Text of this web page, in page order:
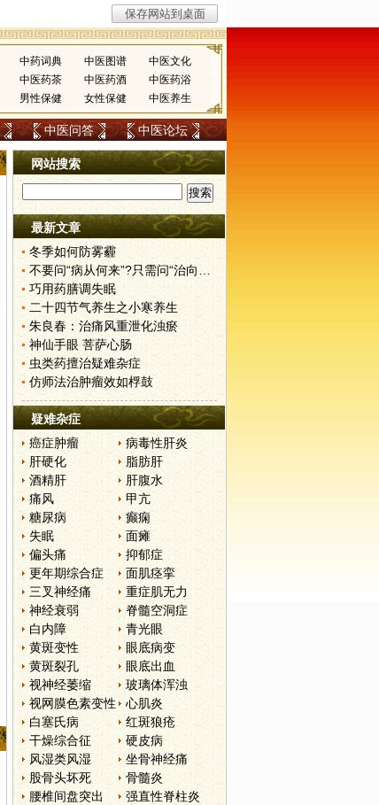
中药词典 中医图谱
中医文化
中医药茶 中医药酒
中医药浴
男性保健 女性保健 中医养生
中医问答 中医论坛
网站搜索
最新文章
冬季如何防雾霾
不要问“病从何来”?只需问“治向何去”?
巧用药膳调失眠
二十四节气养生之小寒养生
朱良春：治痛风重泄化浊瘀
神仙手眼 菩萨心肠
虫类药擅治疑难杂症
仿师法治肿瘤效如桴鼓
疑难杂症
癌症肿瘤
病毒性肝炎
肝硬化
脂肪肝
酒精肝
肝腹水
痛风
甲亢
糖尿病
癫痫
失眠
面瘫
偏头痛
抑郁症
更年期综合症
面肌痉挛
三叉神经痛
重症肌无力
神经衰弱
脊髓空洞症
白内障
青光眼
黄斑变性
眼底病变
黄斑裂孔
眼底出血
视神经萎缩
玻璃体浑浊
视网膜色素变性
心肌炎
白塞氏病
红斑狼疮
干燥综合征
硬皮病
风湿类风湿
坐骨神经痛
股骨头坏死
骨髓炎
腰椎间盘突出
强直性脊柱炎